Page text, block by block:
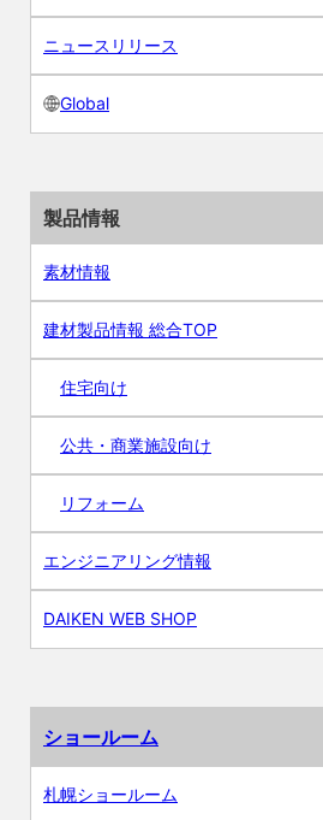
ニュースリリース
Global
製品情報
素材情報
建材製品情報 総合TOP
住宅向け
公共・商業施設向け
リフォーム
エンジニアリング情報
DAIKEN WEB SHOP
ショールーム
札幌ショールーム